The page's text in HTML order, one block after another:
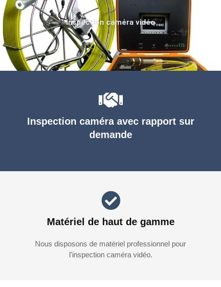
Inspection caméra avec rapport sur
demande
Matériel de haut de gamme
Nous disposons de matériel professionnel pour
l'inspection caméra vidéo.
Inspection caméra vidéo